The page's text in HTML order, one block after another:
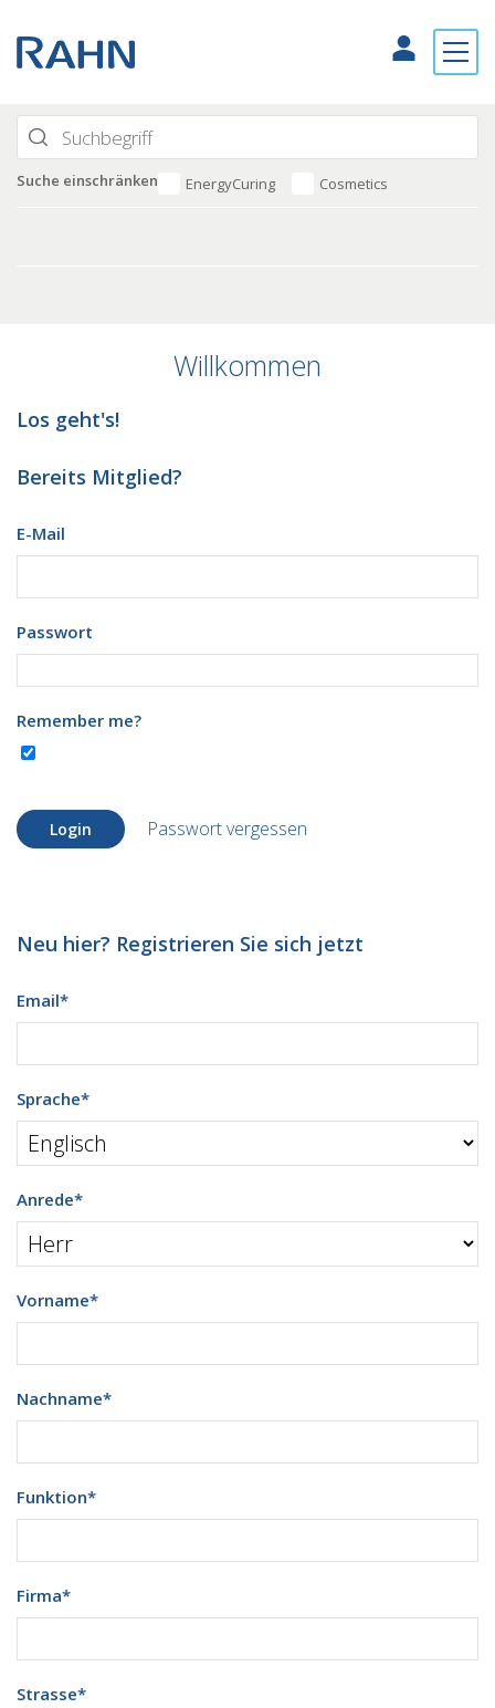
Suche einschränken EnergyCuring Cosmetics
Willkommen
Los geht's!
Bereits Mitglied?
E-Mail
Passwort
Remember me?
Login Passwort vergessen
Neu hier? Registrieren Sie sich jetzt
Email*
Sprache*
Anrede*
Vorname*
Nachname*
Funktion*
Firma*
Strasse*